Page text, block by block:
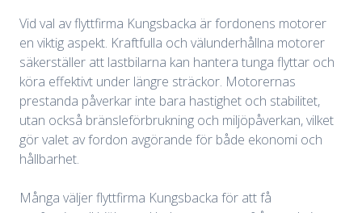
Vid val av flyttfirma Kungsbacka är fordonens motorer
en viktig aspekt. Kraftfulla och välunderhållna motorer
säkerställer att lastbilarna kan hantera tunga flyttar och
köra effektivt under längre sträckor. Motorernas
prestanda påverkar inte bara hastighet och stabilitet,
utan också bränsleförbrukning och miljöpåverkan, vilket
gör valet av fordon avgörande för både ekonomi och
hållbarhet.
Många väljer flyttfirma Kungsbacka för att få